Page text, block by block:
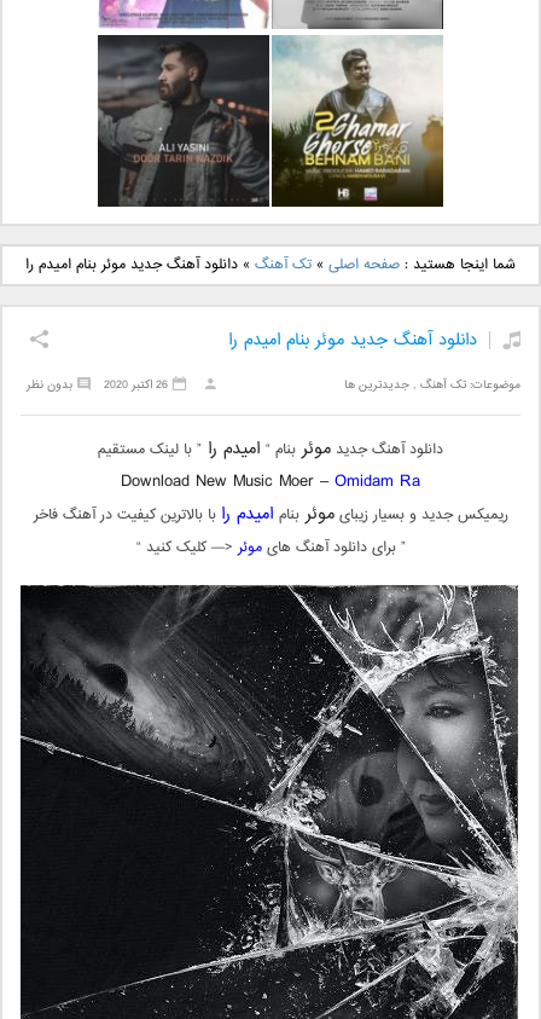
دانلود آهنگ جدید مهدی
یراحی بنام اسرار
دانلود آهنگ جدید فرزاد
فرزین بنام آتیش
دانلود آهنگ جدید بهنام
بانی بنام قرص قمر 2
دانلود آهنگ جدید علی
یاسینی بنام دورترین نزدیک
شما اینجا هستید :صفحه اصلی »تک آهنگ »دانلود آهنگ جدید موئر بنام امیدم را
دانلود آهنگ جدید موئر بنام امیدم را
موضوعات:تک آهنگ ,جدیدترین ها بدون نظر 26 اکتبر 2020
دانلود آهنگ جدید موئربنام “ امیدم را ” با لینک مستقیم
Download New Music Moer –Omidam Ra
ریمیکس جدید و بسیار زیبایموئربنام امیدم را با بالاترین کیفیت در آهنگ فاخر
” برای دانلود آهنگ هایموئر<— کلیک کنید “